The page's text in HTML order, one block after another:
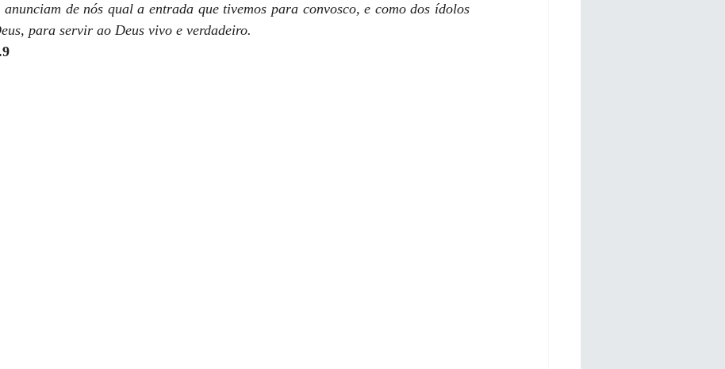
anunciam de nós qual a entrada que tivemos para convosco, e como dos ídolos
para servir ao Deus vivo e verdadeiro.